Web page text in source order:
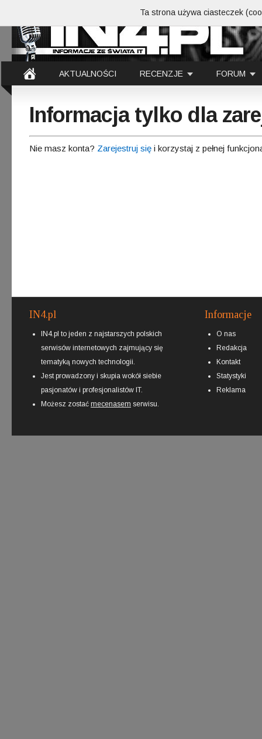
AKTUALNOŚCI RECENZJE FORUM
Informacja tylko dla
Nie masz konta? Zarejestruj się i korzystaj z pełnej
IN4.pl
IN4.pl to jeden z najstarszych polskich
serwisów internetowych zajmujący się
tematyką nowych technologii.
Jest prowadzony i skupia wokół siebie
pasjonatów i profesjonalistów IT.
Możesz zostać mecenasem serwisu.
Informacje
O nas
Redakcja
Kontakt
Statystyki
Reklama
Ta strona używa ciasteczek